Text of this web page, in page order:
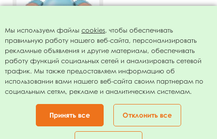
Фигура Голова Слоник
Голубой 39см х 99см
132.00руб.
Мы используем файлы cookies, чтобы обеспечивать
правильную работу нашего веб-сайта, персонализировать
рекламные объявления и другие материалы, обеспечивать
работу функций социальных сетей и анализировать сетевой
трафик. Мы также предоставляем информацию об
использовании вами нашего веб-сайта своим партнерам по
социальным сетям, рекламе и аналитическим системам.
Принять все Отклонить все